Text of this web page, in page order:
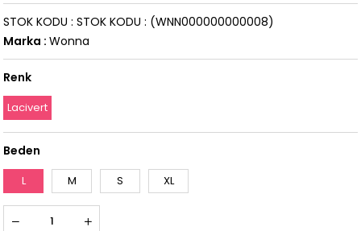
(WNN000000000008)
STOK KODU
STOK KODU
Marka : Wonna
Renk
Lacivert
Beden
L M S XL